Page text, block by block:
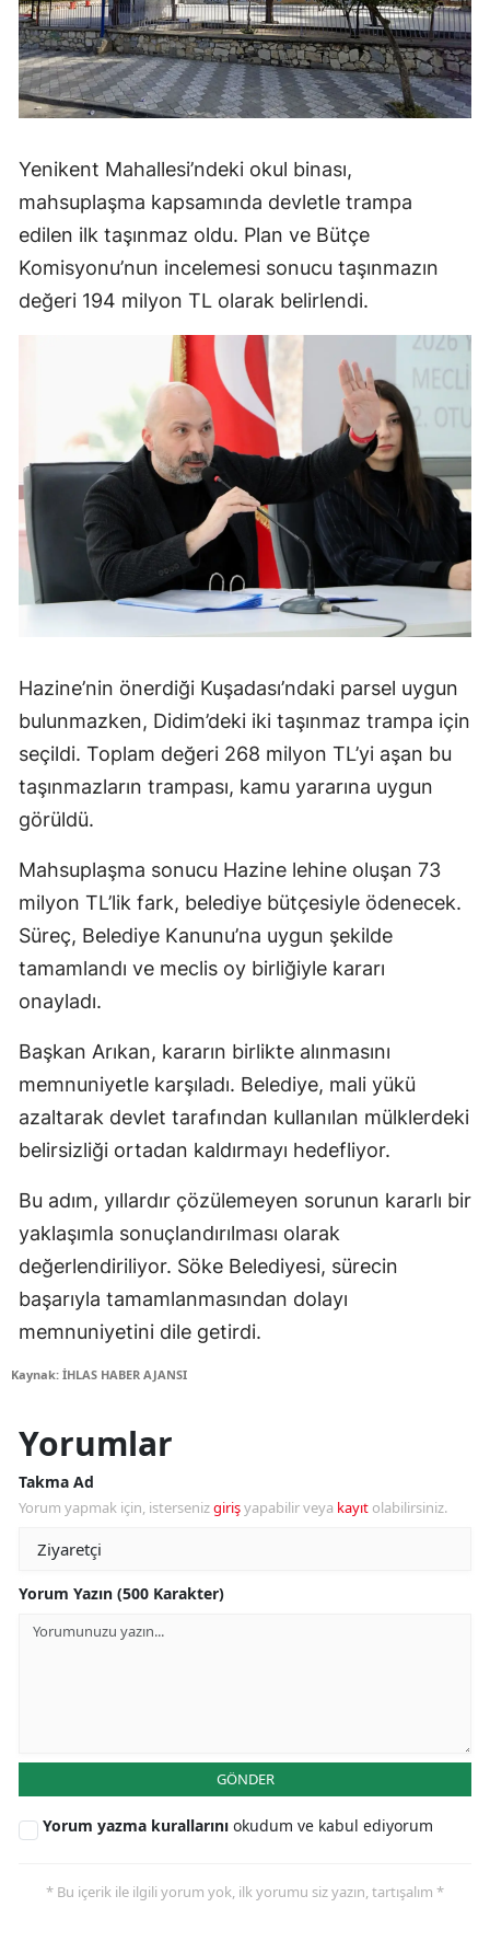
Yenikent Mahallesi’ndeki okul binası,
mahsuplaşma kapsamında devletle trampa
edilen ilk taşınmaz oldu. Plan ve Bütçe
Komisyonu’nun incelemesi sonucu taşınmazın
değeri 194 milyon TL olarak belirlendi.
Hazine’nin önerdiği Kuşadası’ndaki parsel uygun
bulunmazken, Didim’deki iki taşınmaz trampa için
seçildi. Toplam değeri 268 milyon TL’yi aşan bu
taşınmazların trampası, kamu yararına uygun
görüldü.
Mahsuplaşma sonucu Hazine lehine oluşan 73
milyon TL’lik fark, belediye bütçesiyle ödenecek.
Süreç, Belediye Kanunu’na uygun şekilde
tamamlandı ve meclis oy birliğiyle kararı
onayladı.
Başkan Arıkan, kararın birlikte alınmasını
memnuniyetle karşıladı. Belediye, mali yükü
azaltarak devlet tarafından kullanılan mülklerdeki
belirsizliği ortadan kaldırmayı hedefliyor.
Bu adım, yıllardır çözülemeyen sorunun kararlı bir
yaklaşımla sonuçlandırılması olarak
değerlendiriliyor. Söke Belediyesi, sürecin
başarıyla tamamlanmasından dolayı
memnuniyetini dile getirdi.
Kaynak: İHLAS HABER AJANSI
Yorumlar
Takma Ad
Yorum yapmak için, istersenizgirişyapabilir veya kayıt olabilirsiniz.
Yorum Yazın (500 Karakter)
GÖNDER
Yorum yazma kurallarını okudum ve kabul ediyorum
* Bu içerik ile ilgili yorum yok, ilk yorumu siz yazın, tartışalım *